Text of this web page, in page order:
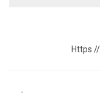
Https